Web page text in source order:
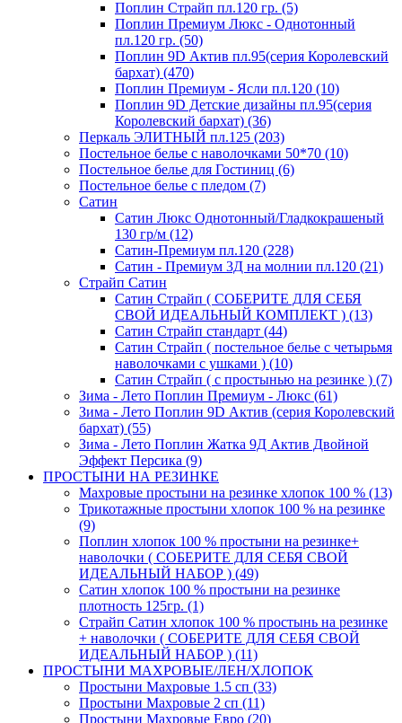
Поплин Страйп пл.120 гр. (5)
Поплин Премиум Люкс - Однотонный
пл.120 гр. (50)
Поплин 9D Актив пл.95(серия Королевский
бархат) (470)
Поплин Премиум - Ясли пл.120 (10)
Поплин 9D Детские дизайны пл.95(серия
Королевский бархат) (36)
Перкаль ЭЛИТНЫЙ пл.125 (203)
Постельное белье с наволочками 50*70 (10)
Постельное белье для Гостиниц (6)
Постельное белье с пледом (7)
Сатин
Сатин Люкс Однотонный/Гладкокрашеный
130 гр/м (12)
Сатин-Премиум пл.120 (228)
Сатин - Премиум 3Д на молнии пл.120 (21)
Страйп Сатин
Сатин Страйп ( СОБЕРИТЕ ДЛЯ СЕБЯ
СВОЙ ИДЕАЛЬНЫЙ КОМПЛЕКТ ) (13)
Сатин Страйп стандарт (44)
Сатин Страйп ( постельное белье с четырьмя
наволочками с ушками ) (10)
Сатин Страйп ( с простынью на резинке ) (7)
Зима - Лето Поплин Премиум - Люкс (61)
Зима - Лето Поплин 9D Актив (серия Королевский
бархат) (55)
Зима - Лето Поплин Жатка 9Д Актив Двойной
Эффект Персика (9)
ПРОСТЫНИ НА РЕЗИНКЕ
Махровые простыни на резинке хлопок 100 % (13)
Трикотажные простыни хлопок 100 % на резинке
(9)
Поплин хлопок 100 % простыни на резинке+
наволочки ( СОБЕРИТЕ ДЛЯ СЕБЯ СВОЙ
ИДЕАЛЬНЫЙ НАБОР ) (49)
Сатин хлопок 100 % простыни на резинке
плотность 125гр. (1)
Страйп Сатин хлопок 100 % простынь на резинке
+ наволочки ( СОБЕРИТЕ ДЛЯ СЕБЯ СВОЙ
ИДЕАЛЬНЫЙ НАБОР ) (11)
ПРОСТЫНИ МАХРОВЫЕ/ЛЕН/ХЛОПОК
Простыни Махровые 1.5 сп (33)
Простыни Махровые 2 сп (11)
Простыни Махровые Евро (20)